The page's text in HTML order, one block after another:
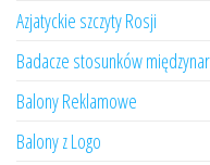
Azjatyckie szczyty Rosji
Badacze stosunków
Balony Reklamowe
Balony z Logo